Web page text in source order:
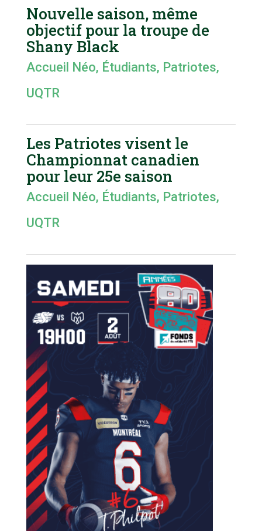
Nouvelle saison, même
objectif pour la troupe de
Shany Black
Accueil Néo, Étudiants, Patriotes,
UQTR
Les Patriotes visent le
Championnat canadien
pour leur 25e saison
Accueil Néo, Étudiants, Patriotes,
UQTR